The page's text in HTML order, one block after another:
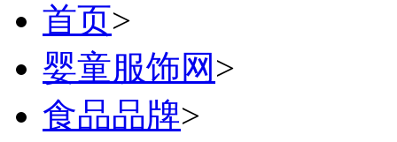
首页>
婴童服饰网 >
食品品牌>